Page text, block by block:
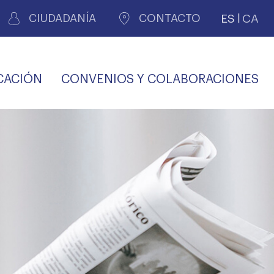
CIUDADANÍA CONTACTO ES CA
CONVENIOS Y COLABORACIONES
PERSONAL LABORAL
COMLL
SALUD Y APOYO AL
AGENCIA DE
VIDA
PROFESIONAL
OFERTAS Y
TRANSPARENCIA
TRÁMITES CONSULTA
MÉDICA